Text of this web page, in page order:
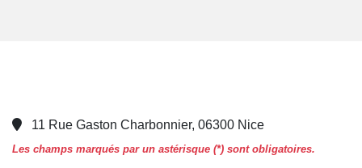
11 Rue Gaston Charbonnier, 06300 Nice
Les champs marqués par un astérisque (*) sont obligatoires.